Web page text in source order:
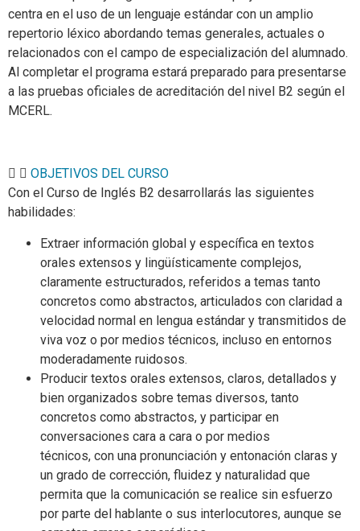
centra en el uso de un lenguaje estándar con un amplio
repertorio léxico abordando temas generales, actuales o
relacionados con el campo de especialización del alumnado.
Al completar el programa estará preparado para presentarse
a las pruebas oficiales de acreditación del nivel B2 según el
MCERL.
OBJETIVOS DEL CURSO
Con el Curso de Inglés B2 desarrollarás las siguientes
habilidades:
Extraer información global y específica en textos
orales extensos y lingüísticamente complejos,
claramente estructurados, referidos a temas tanto
concretos como abstractos, articulados con claridad a
velocidad normal en lengua estándar y transmitidos de
viva voz o por medios técnicos, incluso en entornos
moderadamente ruidosos.
Producir textos orales extensos, claros, detallados y
bien organizados sobre temas diversos, tanto
concretos como abstractos, y participar en
conversaciones cara a cara o por medios
técnicos, con una pronunciación y entonación claras y
un grado de corrección, fluidez y naturalidad que
permita que la comunicación se realice sin esfuerzo
por parte del hablante o sus interlocutores, aunque se